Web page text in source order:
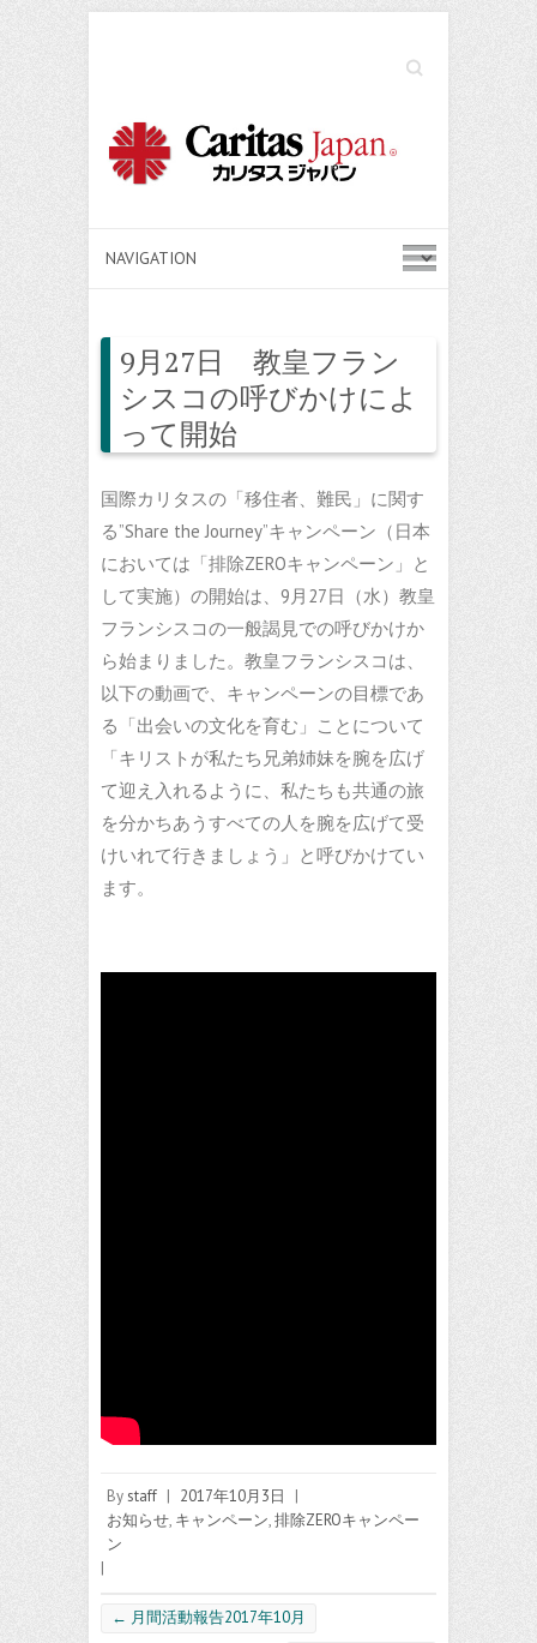
Search
9月27日 教皇フラン
シスコの呼びかけによ
って開始
国際カリタスの「移住者、難民」に関す
る”Share the Journey”キャンペーン（日本
においては「排除ZEROキャンペーン」と
して実施）の開始は、9月27日（水）教皇
フランシスコの一般謁見での呼びかけか
ら始まりました。教皇フランシスコは、
以下の動画で、キャンペーンの目標であ
る「出会いの文化を育む」ことについて
「キリストが私たち兄弟姉妹を腕を広げ
て迎え入れるように、私たちも共通の旅
を分かちあうすべての人を腕を広げて受
けいれて行きましょう」と呼びかけてい
ます。
Bystaff | 2017年10月3日
|
お知らせ, キャンペーン,排除ZEROキャンペー
ン
|
← 月間活動報告2017年10月